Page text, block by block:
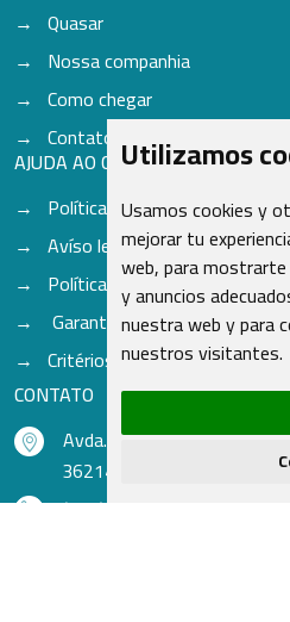
Utilizamos
Usamos cookies y
mejorar tu
web, para
y anuncios
nuestra web y para
nuestros visitantes.
Quasar
Nossa companhia
Como chegar
Contato
AJUDA AO CLIENTE
Política de privacidade
Avíso legal
Política de Cookies
Garantia / Solicitação de
Critérios para aceitação de Cores
CONTATO
Avda. do Freixo - Sardoma,
36214 Vigo - Pontevedra -
(+34) 986 48 16 33